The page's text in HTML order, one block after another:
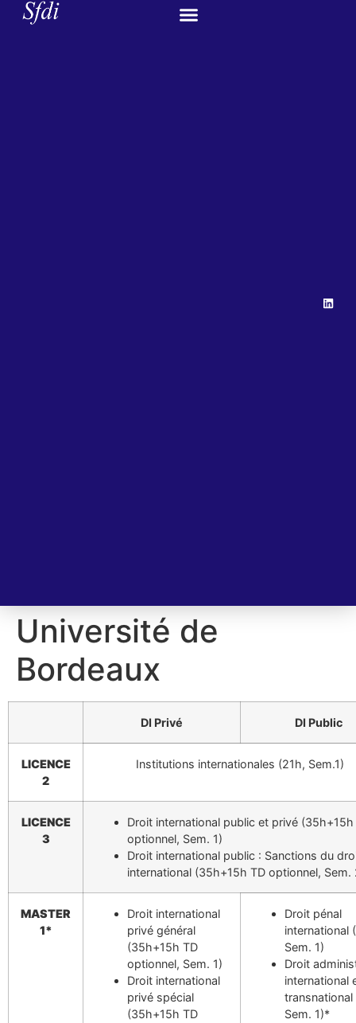
Université de
Bordeaux
DI Privé DI Public
LICENCE
2
Institutions internationales (21h, Sem.1)
LICENCE
3
Droit international public et privé (35h+15h
optionnel, Sem. 1)
Droit international public : Sanctions du
international (35h+15h TD optionnel, Sem.
MASTER
1*
Droit international
privé général
(35h+15h TD
optionnel, Sem. 1)
Droit international
privé spécial
(35h+15h TD
Droit pénal
international
Sem. 1)
Droit
international
Sem. 1)*